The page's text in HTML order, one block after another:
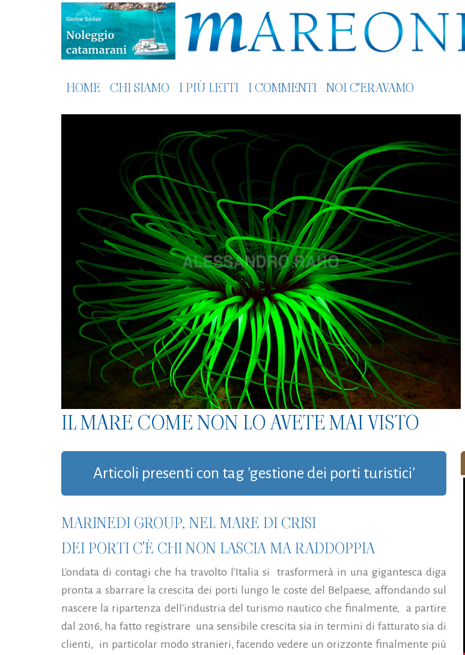
HOME CHI SIAMO I PIÙ LETTI I COMMENTI NOI C'ERAVAMO
IL MARE COME NON LO AVETE MAI VISTO
Articoli presenti con tag 'gestione dei porti turistici'
MARINEDI GROUP, NEL MARE DI CRISI
DEI PORTI C'È CHI NON LASCIA MA RADDOPPIA
L'ondata di contagi che ha travolto l'Italia si trasformerà in una gigantesca diga
pronta a sbarrare la crescita dei porti lungo le coste del Belpaese, affondando sul
nascere la ripartenza dell'industria del turismo nautico che finalmente, a partire
dal 2016, ha fatto registrare una sensibile crescita sia in termini di fatturato sia di
clienti, in particolar modo stranieri, facendo vedere un orizzonte finalmente più